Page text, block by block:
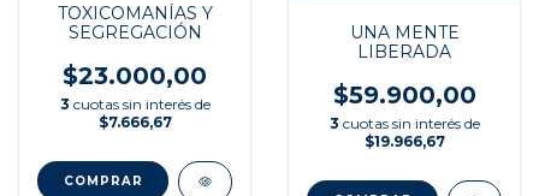
TOXICOMANÍAS Y
SEGREGACIÓN
$23.000,00
3 cuotas sin interés de
$7.666,67
UNA MENTE
LIBERADA
$59.900,00
3 cuotas sin interés de
$19.966,67